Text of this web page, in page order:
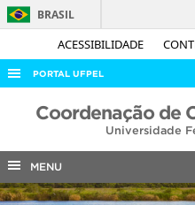
ACESSIBILIDADE
BRASIL
PORTAL UFPEL
ACESSO À INFORMAÇÃO
COBALTO
CONCURSOS
Coordenação de
Universidade
MENU